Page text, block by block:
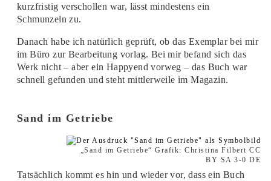
kurzfristig verschollen war, lässt mindestens ein
Schmunzeln zu.
Danach habe ich natürlich geprüft, ob das Exemplar bei mir
im Büro zur Bearbeitung vorlag. Bei mir befand sich das
Werk nicht – aber ein Happyend vorweg – das Buch war
schnell gefunden und steht mittlerweile im Magazin.
Sand im Getriebe
„Sand im Getriebe“ Grafik: Christina Filbert CC
BY SA 3-0 DE
Tatsächlich kommt es hin und wieder vor, dass ein Buch